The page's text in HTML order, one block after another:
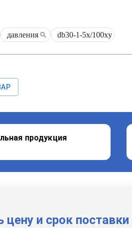
давления db30-1-5x/100xy
продукция
цену и срок поставки